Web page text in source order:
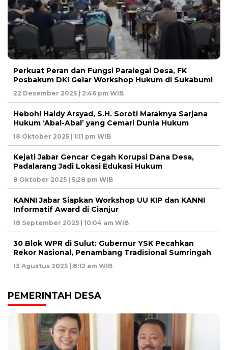
Perkuat Peran dan Fungsi Paralegal Desa, FK
Posbakum DKI Gelar Workshop Hukum di Sukabumi
22 Desember 2025 | 2:46 pm WIB
Heboh! Haidy Arsyad, S.H. Soroti Maraknya Sarjana
Hukum ‘Abal-Abal’ yang Cemari Dunia Hukum
18 Oktober 2025 | 1:11 pm WIB
Kejati Jabar Gencar Cegah Korupsi Dana Desa,
Padalarang Jadi Lokasi Edukasi Hukum
8 Oktober 2025 | 5:28 pm WIB
KANNI Jabar Siapkan Workshop UU KIP dan KANNI
Informatif Award di Cianjur
18 September 2025 | 10:04 am WIB
30 Blok WPR di Sulut: Gubernur YSK Pecahkan
Rekor Nasional, Penambang Tradisional Sumringah
13 Agustus 2025 | 8:12 am WIB
PEMERINTAH DESA